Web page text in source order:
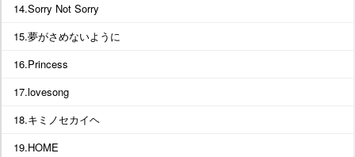
14.Sorry Not Sorry
15.夢がさめないように
16.Princess
17.lovesong
18.キミノセカイヘ
19.HOME